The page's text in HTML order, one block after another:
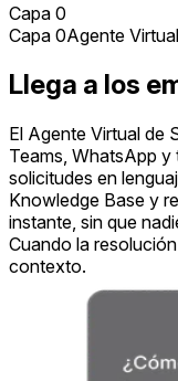
Capa 0
Capa 0Agente
Llega a los
El Agente Virtual de
Teams, WhatsApp y
solicitudes en
Knowledge Base y
instante, sin que
Cuando la
contexto.